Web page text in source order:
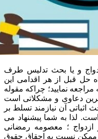
و یا بحث تدلیس طرف
حل قبل از هر اقدامی این
نمایید؛ چراکه مقوله
ترین دعاوی و مشکلاتی است
آن نیازمند تسلط بر
لذا به شما پیشنهاد می
ازدواج ؛ معصومه رمضانی
ممکن نسبت به احقاق حقوق